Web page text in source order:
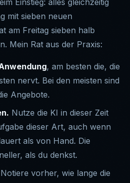
Einstieg: alles gleichzeitig
mit sieben neuen
am Freitag sieben halb
Mein Rat aus der Praxis:
, am besten die, die
nervt. Bei den meisten sind
Angebote.
Nutze die KI in dieser Zeit
dieser Art, auch wenn
als von Hand. Die
als du denkst.
Notiere vorher, wie lange die